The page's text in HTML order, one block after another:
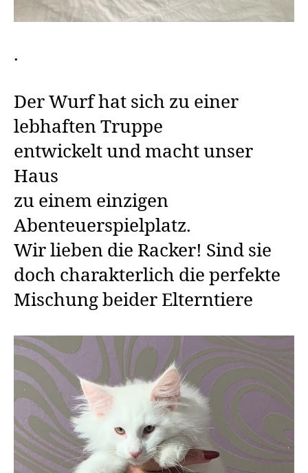
.
Der Wurf hat sich zu einer
lebhaften Truppe
entwickelt und macht unser
Haus
zu einem einzigen
Abenteuerspielplatz.
Wir lieben die Racker! Sind sie
doch charakterlich die perfekte
Mischung beider Elterntiere